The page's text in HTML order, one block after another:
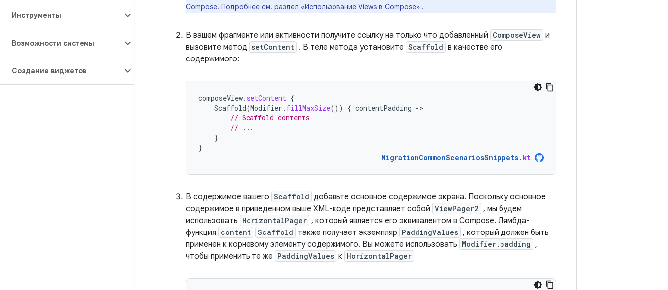
Инструменты
Возможности системы
Создание виджетов
Compose. Подробнее см. раздел «Использование Views в Compose» .
В вашем фрагменте или активности получите ссылку на только что добавленный ComposeView и
вызовите метод setContent . В теле метода установите Scaffold в качестве его
содержимого:
composeView. setContent {
Scaffold(Modifier . fillMaxSize()) { contentPadding -
// Scaffold contents
// ...
}
}
MigrationCommonScenariosSnippets. kt
В содержимое вашего Scaffold добавьте основное содержимое экрана. Поскольку основное
содержимое в приведенном выше XML-коде представляет собой ViewPager2 , мы будем
использовать HorizontalPager , который является его эквивалентом в Compose. Лямбда-
функция content Scaffold также получает экземпляр PaddingValues , который должен быть
применен к корневому элементу содержимого. Вы можете использовать Modifier.padding ,
чтобы применить те же PaddingValues ​​к HorizontalPager .